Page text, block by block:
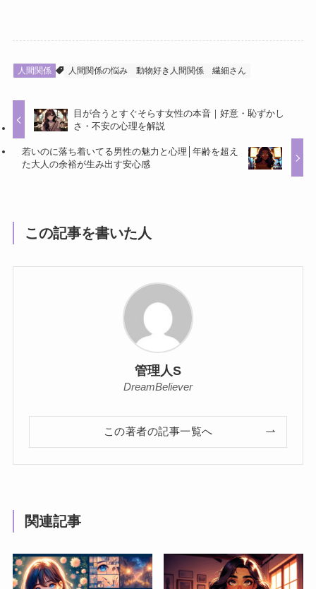
人間関係 人間関係の悩み 動物好き人間関係 繊細さん
目が合うとすぐそらす女性の本音｜好意・恥ずかし
さ・不安の心理を解説
若いのに落ち着いてる男性の魅力と心理│年齢を超え
た大人の余裕が生み出す安心感
この記事を書いた人
管理人S
DreamBeliever
この著者の記事一覧へ
関連記事